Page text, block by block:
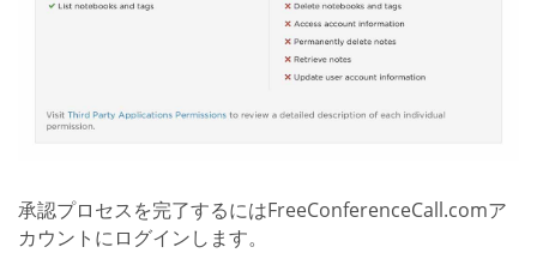
承認プロセスを完了するにはFreeConferenceCall.comア
カウントにログインします。